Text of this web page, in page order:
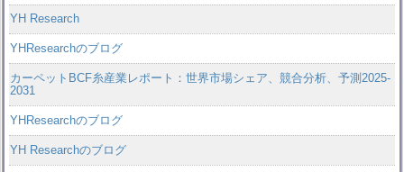
YH Research
YHResearchのブログ
カーペットBCF糸産業レポート：世界市場シェア、競合分析、予測2025-
2031
YHResearchのブログ
YH Researchのブログ